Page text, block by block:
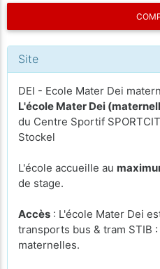
Site
DEI - Ecole Mater Dei
L'école Mater Dei
du Centre Sportif
Stockel
L'école accueille au
de stage.
Accès : L'école Mater Dei
transports bus & tram STIB
maternelles.